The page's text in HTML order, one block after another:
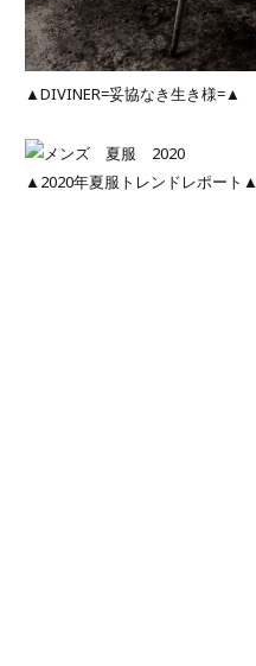
▲DIVINER=妥協なき生き様=▲
▲2020年夏服トレンドレポート▲